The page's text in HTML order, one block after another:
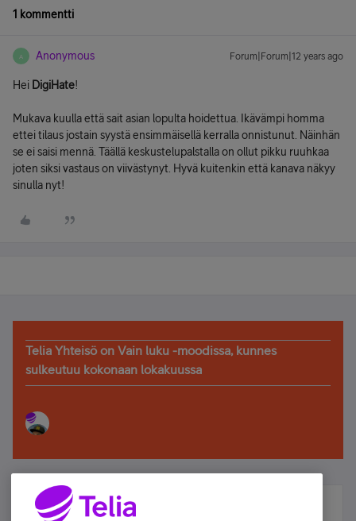
1 kommentti
A Anonymous Forum|Forum|12 years ago
Hei DigiHate!
Mukava kuulla että sait asian lopulta hoidettua. Ikävämpi homma
ettei tilaus jostain syystä ensimmäisellä kerralla onnistunut. Näinhän
se ei saisi mennä. Täällä keskustelupalstalla on ollut pikku ruuhkaa
joten siksi vastaus on viivästynyt. Hyvä kuitenkin että kanava näkyy
sinulla nyt!
Telia Yhteisö on Vain luku -moodissa, kunnes
sulkeutuu kokonaan lokakuussa
Älä jää paitsi – osallistu ja voita!